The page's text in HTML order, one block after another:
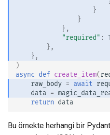
}
}
},
"required" :
},
},
)
async def create_item(
raw_body = await
data =
return data
Bu örnekte herhangi bir